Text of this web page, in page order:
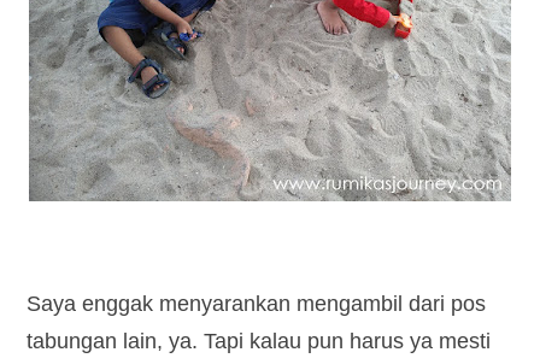
Saya enggak menyarankan mengambil dari pos
tabungan lain, ya. Tapi kalau pun harus ya mesti